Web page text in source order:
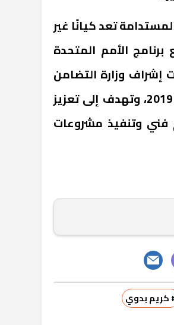
تعد كيانًا غير
2015 بالتعاون مع برنامج الأمم المتحدة
إشراف وزارة التضامن
الاجتماعي وفقًا لأحكام القانون رقم 149 لسنة 2019، وتهدف إلى تعزيز
فني وتنفيذ مشروعات
كريم بدوي